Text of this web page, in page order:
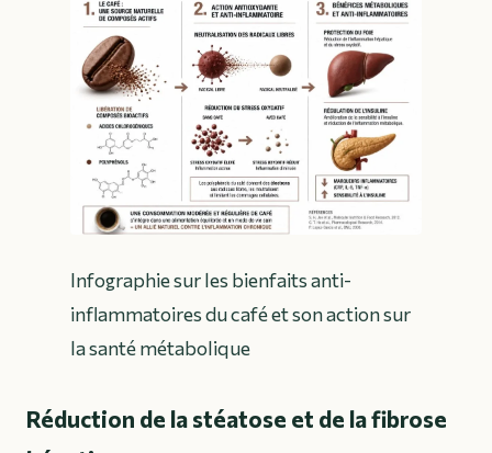
Infographie sur les bienfaits anti-
inflammatoires du café et son action sur
la santé métabolique
Réduction de la stéatose et de la fibrose